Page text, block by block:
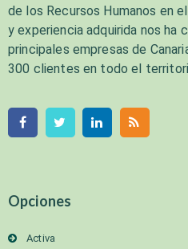
de los Recursos Humanos en
y experiencia adquirida nos ha
principales empresas de
300 clientes en todo el
Opciones
Activa